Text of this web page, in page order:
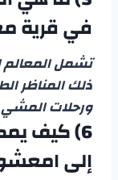
في قرية
تشمل
ذلك المناظر
ورحلات المشي
6) كيف
إلى